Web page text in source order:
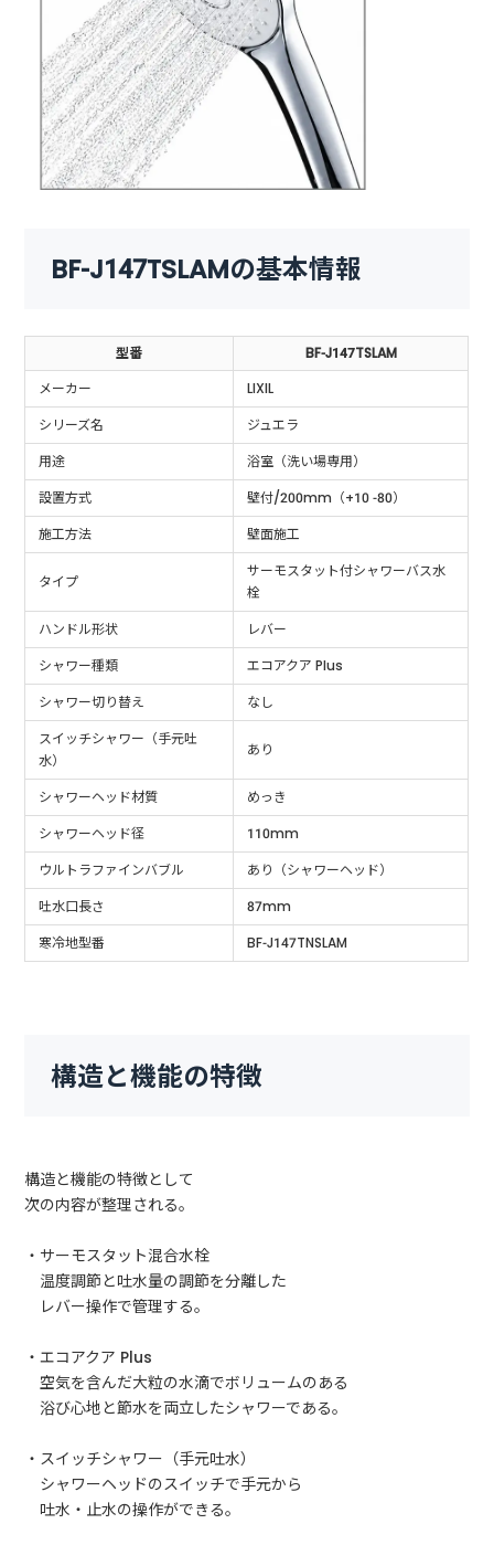
BF-J147TSLAMの基本情報
型番
BF-J147TSLAM
メーカー
LIXIL
シリーズ名
ジュエラ
用途
浴室（洗い場専用）
設置方式
壁付/200mm（+10 -80）
施工方法
壁面施工
タイプ
サーモスタット付シャワーバス水
栓
ハンドル形状
レバー
シャワー種類
エコアクア Plus
シャワー切り替え
なし
スイッチシャワー（手元吐
水）
あり
シャワーヘッド材質
めっき
シャワーヘッド径
110mm
ウルトラファインバブル
あり（シャワーヘッド）
吐水口長さ
87mm
寒冷地型番
BF-J147TNSLAM
構造と機能の特徴
構造と機能の特徴として
次の内容が整理される。
・サーモスタット混合水栓
温度調節と吐水量の調節を分離した
レバー操作で管理する。
・エコアクア Plus
空気を含んだ大粒の水滴でボリュームのある
浴び心地と節水を両立したシャワーである。
・スイッチシャワー（手元吐水）
シャワーヘッドのスイッチで手元から
吐水・止水の操作ができる。